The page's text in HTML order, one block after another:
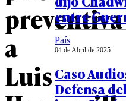
preventiva
a
Luis
entre
País
04 de Abril de 2025
Caso
Defensa